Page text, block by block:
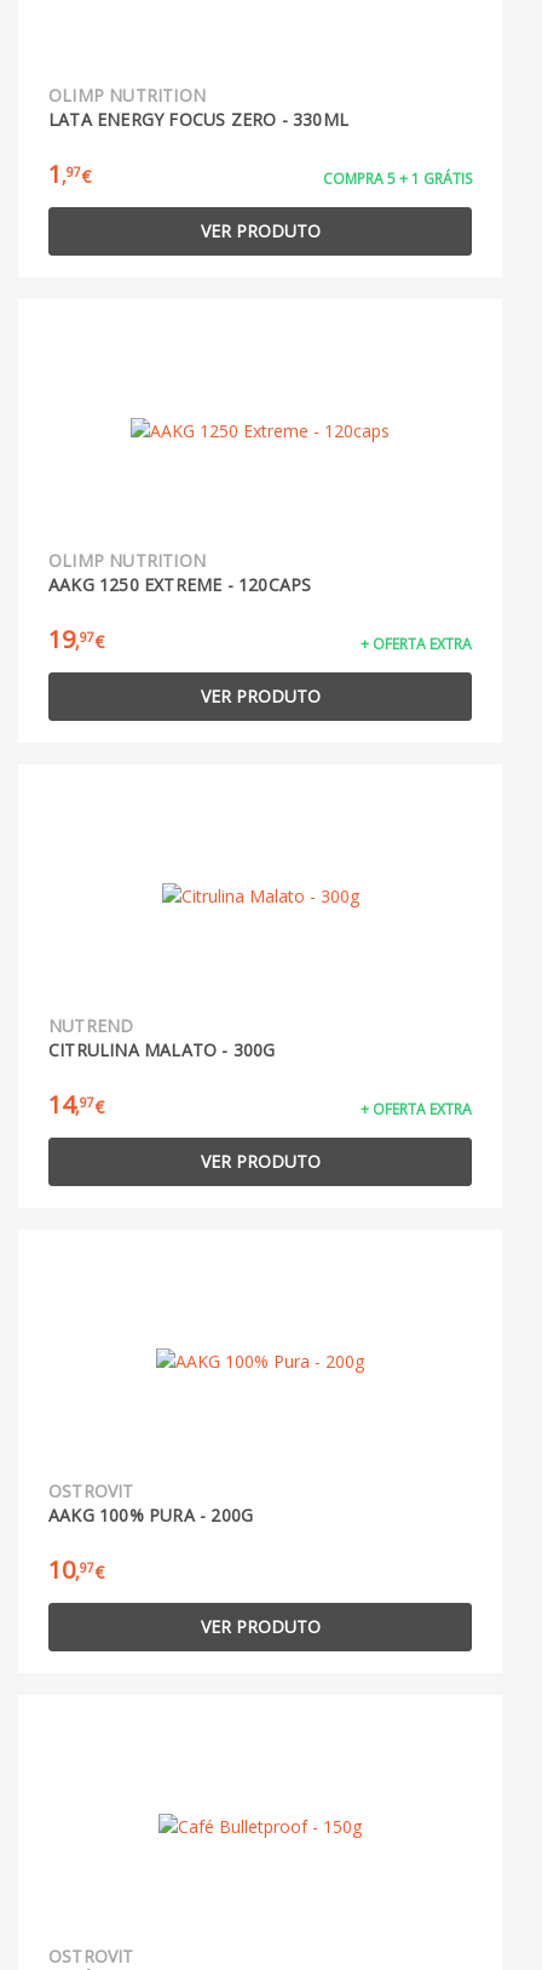
OLIMP NUTRITION
LATA ENERGY FOCUS ZERO - 330ML
1 ,97€ COMPRA 5 + 1 GRÁTIS
VER PRODUTO
OLIMP NUTRITION
AAKG 1250 EXTREME - 120CAPS
19,97€ + OFERTA EXTRA
VER PRODUTO
NUTREND
CITRULINA MALATO - 300G
14,97€ + OFERTA EXTRA
VER PRODUTO
OSTROVIT
AAKG 100% PURA - 200G
10,97€
VER PRODUTO
OSTROVIT